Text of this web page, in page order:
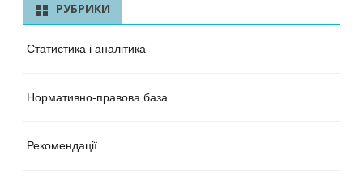
РУБРИКИ
Статистика і аналітика
Нормативно-правова база
Рекомендації